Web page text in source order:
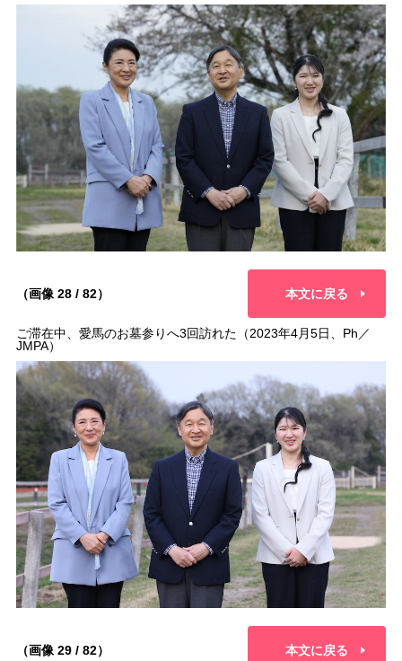
（画像 28 / 82） 本文に戻る
ご滞在中、愛馬のお墓参りへ3回訪れた（2023年4月5日、Ph／
JMPA）
（画像 29 / 82） 本文に戻る